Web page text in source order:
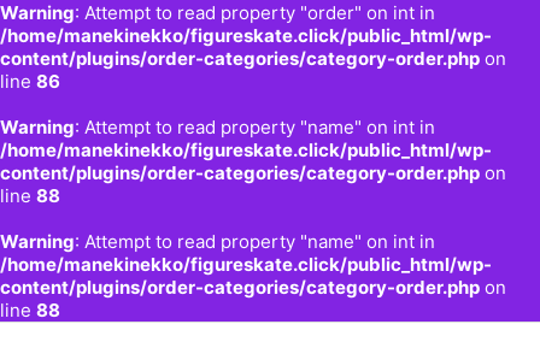
Warning: Attempt to read property "order" on int in
/home/manekinekko/figureskate.click/public_html/wp-
content/plugins/order-categories/category-order.php on
line 86
Warning: Attempt to read property "name" on int in
/home/manekinekko/figureskate.click/public_html/wp-
content/plugins/order-categories/category-order.php on
line 88
Warning: Attempt to read property "name" on int in
/home/manekinekko/figureskate.click/public_html/wp-
content/plugins/order-categories/category-order.php on
line 88